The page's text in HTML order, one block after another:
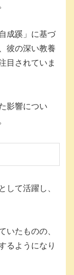
成蹊」に基づ
彼の深い教養
目されていま
影響につい
して活躍し、
いたものの、
るようになり